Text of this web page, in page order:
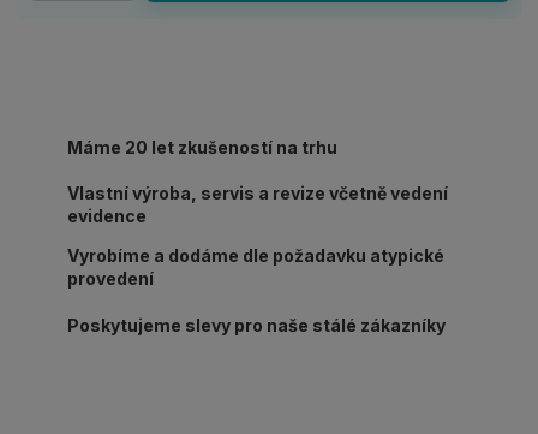
Máme 20 let zkušeností na trhu
Vlastní výroba, servis a revize včetně vedení
evidence
Vyrobíme a dodáme dle požadavku atypické
provedení
Poskytujeme slevy pro naše stálé zákazníky